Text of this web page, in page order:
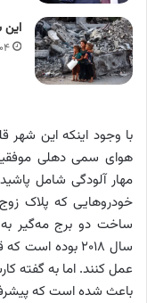
با وجود اینکه این
هوای سمی دهلی
مهار آلودگی شامل
خودروهایی که پلاک زوج
سال ۲۰۱۸ بوده
عمل کنند. اما به گفته
باعث شده است که